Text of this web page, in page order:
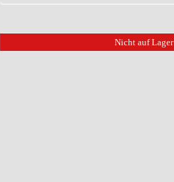
Nicht auf Lager